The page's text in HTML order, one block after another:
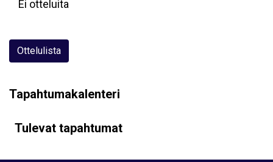
Ei otteluita
Ottelulista
Tapahtumakalenteri
Tulevat tapahtumat